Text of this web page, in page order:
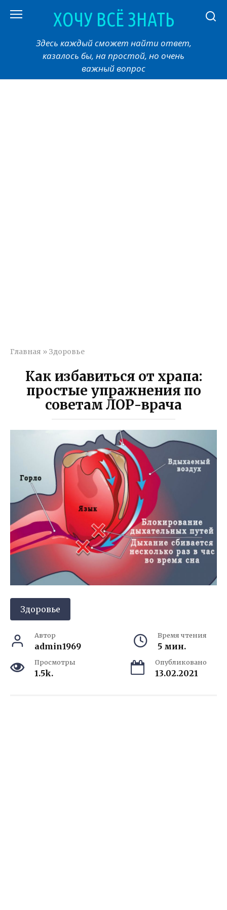
ХОЧУ ВСЁ ЗНАТЬ
Здесь каждый сможет найти ответ,
казалось бы, на простой, но очень
важный вопрос
Главная » Здоровье
Как избавиться от храпа:
простые упражнения по
советам ЛОР-врача
Здоровье
Автор
admin1969
Время чтения
5 мин.
Просмотры
1.5k.
Опубликовано
13.02.2021